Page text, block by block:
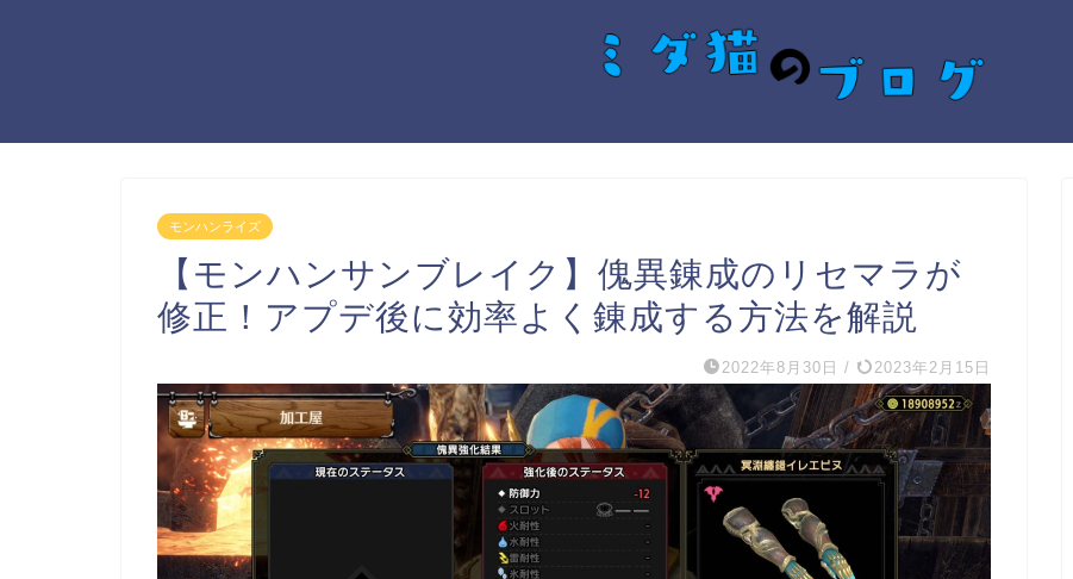
モンハンライズ
【モンハンサンブレイク】傀異錬成のリセマラが
修正！アプデ後に効率よく錬成する方法を解説
2022年8月30日 / 2023年2月15日